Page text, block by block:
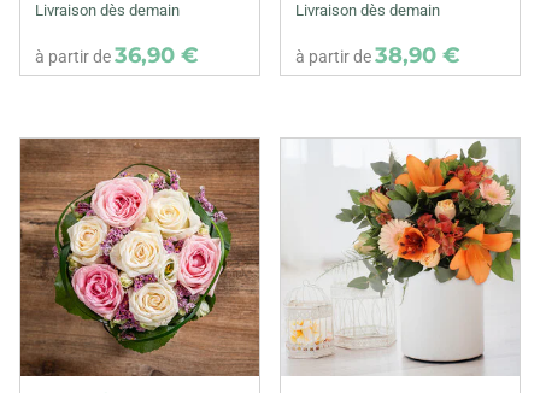
Livraison dès demain
à partir de36,90 €
Livraison dès demain
à partir de38,90 €